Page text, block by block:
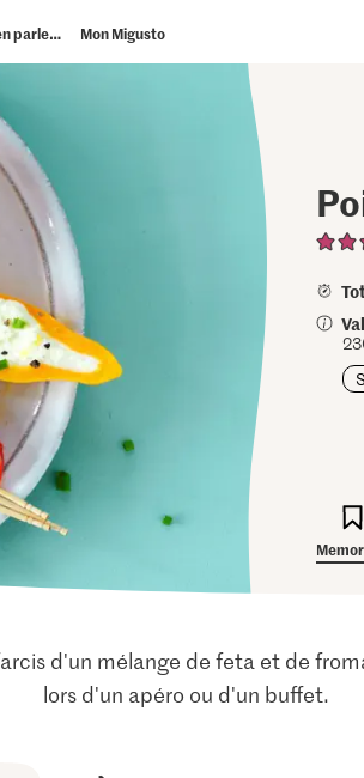
parle… Mon Migusto
d'un mélange de feta et de
lors d'un apéro ou d'un buffet.